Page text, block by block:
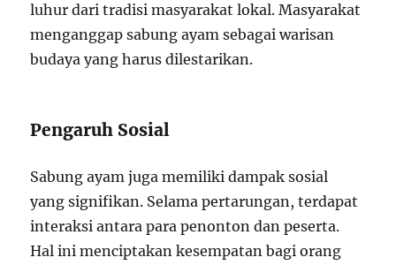
luhur dari tradisi masyarakat lokal. Masyarakat
menganggap sabung ayam sebagai warisan
budaya yang harus dilestarikan.
Pengaruh Sosial
Sabung ayam juga memiliki dampak sosial
yang signifikan. Selama pertarungan, terdapat
interaksi antara para penonton dan peserta.
Hal ini menciptakan kesempatan bagi orang